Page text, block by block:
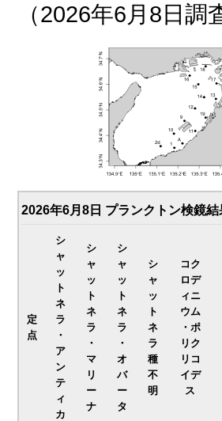
（2026年6月8日調
2026年6月8日 プランクトン検鏡
定
点
シ
ャ
ッ
ト
ネ
ラ
・
ア
ン
テ
ィ
カ
シ
ャ
ッ
ト
ネ
ラ
・
マ
リ
ー
ナ
シ
ャ
ッ
ト
ネ
ラ
・
オ
バ
ー
タ
シ
ャ
ッ
ト
ネ
ラ
種
不
明
コク
ロデ
ィニ
ウム
・ポ
リク
リコ
イデ
ス